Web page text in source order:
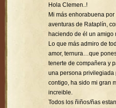
Hola Clemen..!
Mi más enhorabuena
aventuras de Rataplín,
haciendo de él un amigo
Lo que más admiro de
amor, ternura…que
tenerte de compañera y
una persona privilegiada
contigo, ha sido mi gran
increible.
Todos los ñiños/ñas